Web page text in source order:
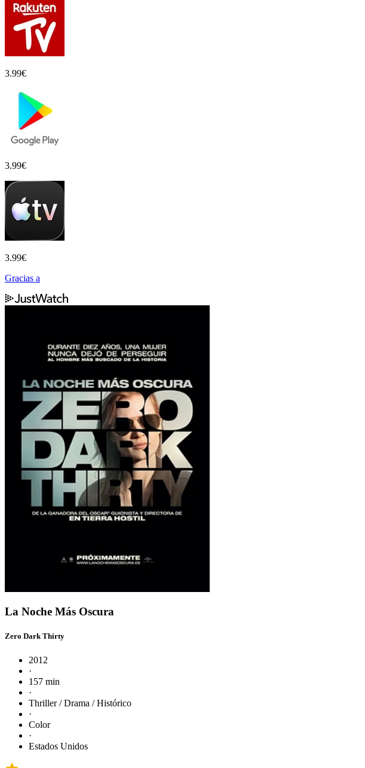
3.99€
3.99€
3.99€
Gracias a
La Noche Más Oscura
Zero Dark Thirty
2012
·
157 min
·
Thriller / Drama / Histórico
·
Color
·
Estados Unidos